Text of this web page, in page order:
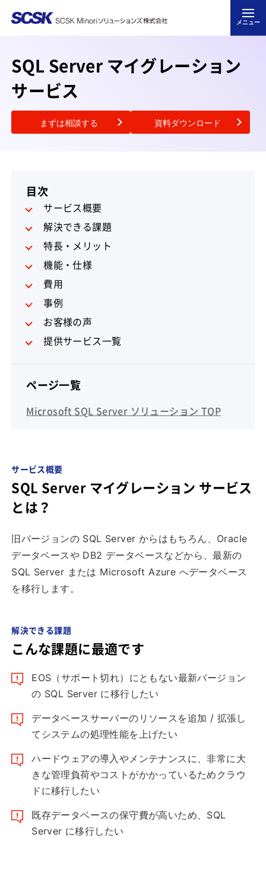
メニュー
SQL Server マイグレーション
サービス
まずは相談する 資料ダウンロード
サービス概要
SQL Server マイグレーション サービス
とは？
旧バージョンの SQL Server からはもちろん、Oracle
データベースや DB2 データベースなどから、最新の
SQL Server または Microsoft Azure へデータベース
を移行します。
解決できる課題
こんな課題に最適です
EOS（サポート切れ）にともない最新バージョン
の SQL Server に移行したい
データベースサーバーのリソースを追加 / 拡張し
てシステムの処理性能を上げたい
ハードウェアの導入やメンテナンスに、非常に大
きな管理負荷やコストがかかっているためクラウ
ドに移行したい
既存データベースの保守費が高いため、SQL
Server に移行したい
目次
サービス概要
解決できる課題
特長・メリット
機能・仕様
費用
事例
お客様の声
提供サービス一覧
ページ一覧
Microsoft SQL Server ソリューション TOP